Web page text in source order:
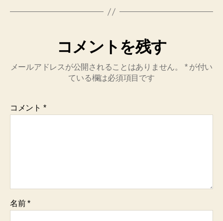
コメントを残す
メールアドレスが公開されることはありません。 *が付い
ている欄は必須項目です
コメント *
名前*